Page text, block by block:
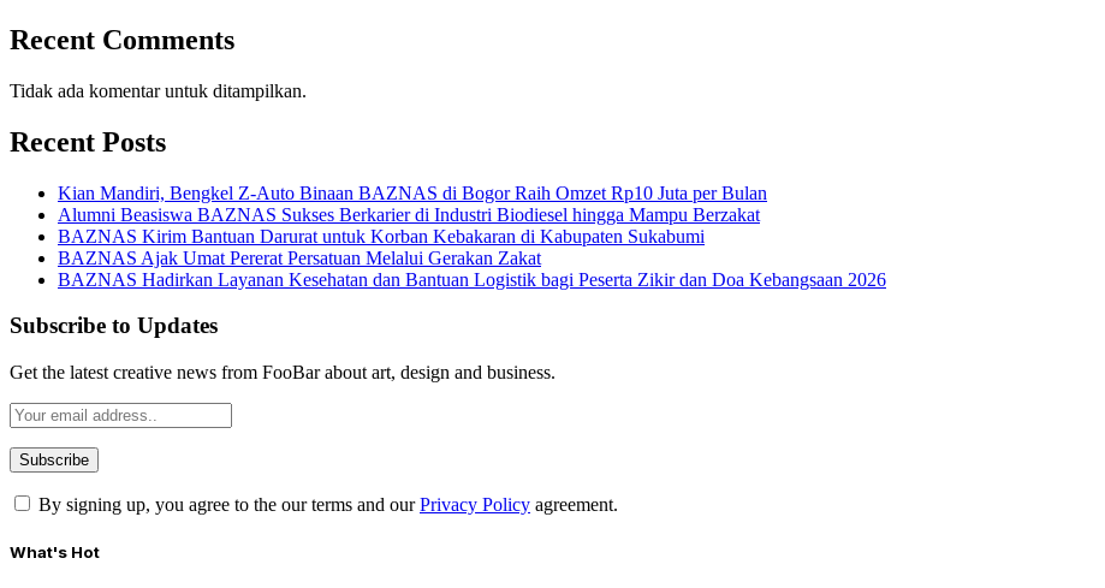
Recent Comments
Tidak ada komentar untuk ditampilkan.
Recent Posts
Kian Mandiri, Bengkel Z-Auto Binaan BAZNAS di Bogor Raih Omzet Rp10 Juta per Bulan
Alumni Beasiswa BAZNAS Sukses Berkarier di Industri Biodiesel hingga Mampu Berzakat
BAZNAS Kirim Bantuan Darurat untuk Korban Kebakaran di Kabupaten Sukabumi
BAZNAS Ajak Umat Pererat Persatuan Melalui Gerakan Zakat
BAZNAS Hadirkan Layanan Kesehatan dan Bantuan Logistik bagi Peserta Zikir dan Doa Kebangsaan 2026
Subscribe to Updates
Get the latest creative news from FooBar about art, design and business.
By signing up, you agree to the our terms and ourPrivacy Policy agreement.
What's Hot